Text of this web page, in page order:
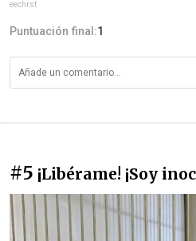
eechrst
Puntuación final:1
#5 ¡Libérame! ¡Soy